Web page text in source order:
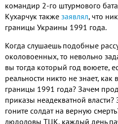
командир 2-го штурмового
Кухарчук также заявлял, что
границы Украины 1991 года.
Когда слушаешь подобные
околовоенных, то невольно
вы тогда который год воюете,
реальности никто не знает,
границы 1991 года? Зачем
приказы неадекватной
гоните солдат на верную
людоловы ТЦК, каждый день